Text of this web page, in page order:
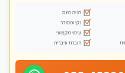
חניה חינם
נקי ומסודר
עיסוי מקצועי
דוברת עיברית